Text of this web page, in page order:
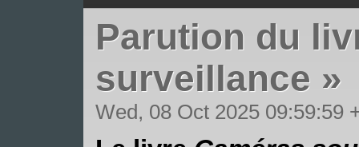
Parution du
surveillance »
Wed, 08 Oct 2025 09:59:59